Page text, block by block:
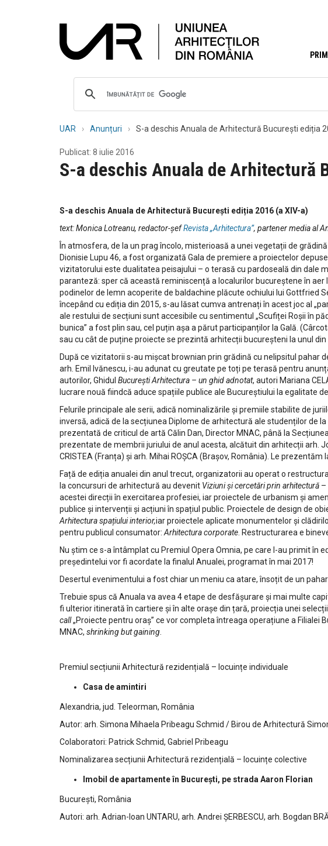
UAR Anunțuri S-a deschis Anuala de Arhitectură București ediția
Publicat: 8 iulie 2016
S-a deschis Anuala de Arhitectură
S-a deschis Anuala de Arhitectură București ediția 2016 (a XIV-a)
text: Monica Lotreanu, redactor-șefRevista „Arhitectura”, partener media al
În atmosfera, de la un prag încolo, misterioasă a unei vegetații de
Dionisie Lupu 46, a fost organizată Gala de premiere a proiectelor
vizitatorului este dualitatea peisajului – o terasă cu pardoseală din dale
paranteză: sper că această reminiscență a localurilor bucureștene în
podinelor de lemn acoperite de baldachine plăcute ochiului lui Gottfried
începând cu ediția din 2015, s-au lăsat cumva antrenați în acest joc al
ale restului de secțiuni sunt accesibile cu sentimentul „Scufiței Roșii în
bunica” a fost plin sau, cel puțin așa a părut participanților la Gală.
sau cu cât de puține proiecte se prezintă arhitecții bucureșteni la unul
După ce vizitatorii s-au mișcat brownian prin grădină cu nelipsitul pahar
arh. Emil Ivănescu, i-au adunat cu greutate pe toți pe terasă pentru
autorilor, Ghidul București Arhitectura – un ghid adnotat, autori Mariana
lucrare nouă fiindcă aduce spațiile publice ale Bucureștiului la egalitate
Felurile principale ale serii, adică nominalizările și premiile stabilite de
inversă, adică de la secțiunea Diplome de arhitectură ale studenților de
prezentată de criticul de artă Călin Dan, Director MNAC, până la
prezentate de membrii juriului de anul acesta, alcătuit din arhitecții arh.
CRISTEA (Franța) și arh. Mihai ROȘCA (Brașov, România). Le prezentăm
Față de ediția anualei din anul trecut, organizatorii au operat o
la concursuri de arhitectură au devenit Viziuni și cercetări prin arhitectură –
acestei direcții în exercitarea profesiei, iar proiectele de urbanism și
publice și intervenții și acțiuni în spațiul public. Proiectele de design de
Arhitectura spațiului interior,iar proiectele aplicate monumentelor și
pentru publicul consumator: Arhitectura corporate . Restructurarea e
Nu știm ce s-a întâmplat cu Premiul Opera Omnia, pe care l-au primit în
președintelui vor fi acordate la finalul Anualei, programat în mai 2017!
Desertul evenimentului a fost chiar un meniu ca atare, însoțit de un
Trebuie spus că Anuala va avea 4 etape de desfășurare și mai multe
fi ulterior itinerată în cartiere și în alte orașe din țară, proiecția unei
call„Proiecte pentru oraș” ce vor completa întreaga operațiune a Filialei
MNAC, shrinking but gaining
Premiul secțiunii Arhitectură rezidențială – locuințe individuale
Casa de amintiri
Alexandria, jud. Teleorman, România
Autor: arh. Simona Mihaela Pribeagu Schmid / Birou de Arhitectură
Colaboratori: Patrick Schmid, Gabriel Pribeagu
Nominalizarea secțiunii Arhitectură rezidențială – locuințe colective
Imobil de apartamente în București, pe strada Aaron Florian
București, România
Autori: arh. Adrian-Ioan UNTARU, arh. Andrei ȘERBESCU, arh. Bogdan